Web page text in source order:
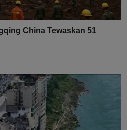
China Tewaskan 51